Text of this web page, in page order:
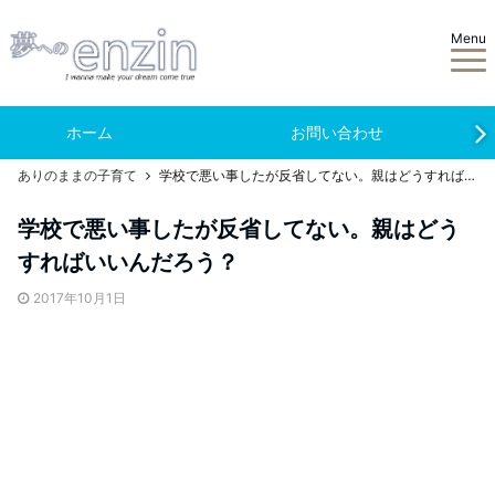
Menu
ホーム お問い合わせ
ありのままの子育て 学校で悪い事したが反省してない。親はどうすればいいんだろう？
学校で悪い事したが反省してない。親はどう
すればいいんだろう？
2017年10月1日